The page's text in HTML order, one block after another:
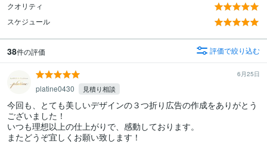
クオリティ
スケジュール
38件の評価 評価で絞り込む
6月25日
platine0430 見積り相談
今回も、とても美しいデザインの３つ折り広告の作成をありがとう
ございました！
いつも理想以上の仕上がりで、感動しております。
またどうぞ宜しくお願い致します！